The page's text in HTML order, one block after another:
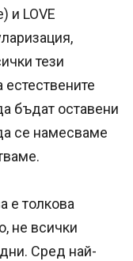
и LOVE
тези
естествените
бъдат оставени
се намесваме
е толкова
не всички
Сред най-